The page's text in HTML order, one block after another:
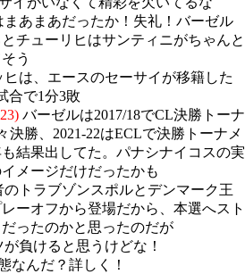
まあまあだったか！失礼！バーゼル
チューリヒはサンティニがちゃんと
う
ヒは、エースのセーサイが移籍した
合で1分3敗
バーゼルは2017/18でCL決勝トーナ
決勝、2021-22はECLで決勝トーナメ
結果出してた。パナシナイコスの実
メージだけだったかも
のトラブゾンスポルとデンマーク王
ーオフから登場だから、本選へスト
ったのかと思ったのだが
が負けると思うけどな！
なんだ？詳しく！